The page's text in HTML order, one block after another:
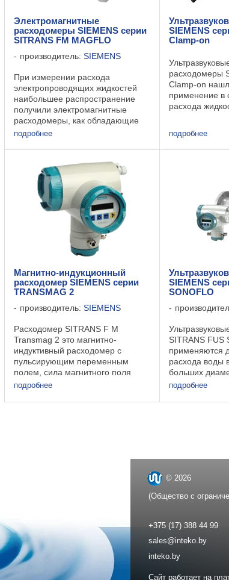
Электромагнитные
расходомеры SIEMENS серии
SITRANS FM MAGFLO
производитель: SIEMENS
При измерении расхода
электропроводящих жидкостей
наибольшее распространение
получили электромагнитные
расходомеры, как обладающие
наилучшим отношением цена/
стабильностью измерений.
Расходомеры MAGFLO
предназначены для ...
подробнее
SIEMENS
Clamp-on
расходомеры
Clamp-on
применение в
расхода
принципа
лежит
подробнее
Магнитно-индукционный
расходомер SIEMENS серии
TRANSMAG 2
производитель: SIEMENS
Расходомер SITRANS F M
Transmag 2 это магнитно-
индуктивный расходомер с
пульсирующим переменным
полем, сила магнитного поля
которого значительно превышает
индуктивных расходомеров с
подробнее
SIEMENS
SONOFLO
SITRANS FUS
применяются
расхода воды
больших
непроводящих
принципа
подробнее
© 2026
(Общество с
+375 (17) 388 44 99
sales@inteko.by
inteko.by
Сайт работает на